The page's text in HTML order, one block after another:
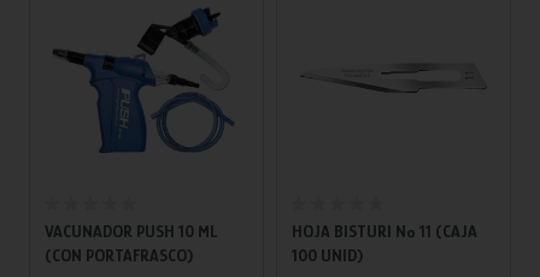
VACUNADOR PUSH 10 ML
(CON PORTAFRASCO)
HOJA BISTURI Nº 11 (CAJA
100 UNID)